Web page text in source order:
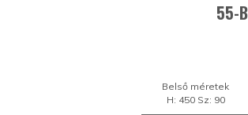
55-
Belső méretek
H: 450 Sz: 90